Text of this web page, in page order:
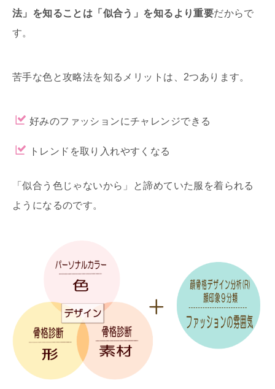
法」を知ることは「似合う」を知るより重要だからで
す。
苦手な色と攻略法を知るメリットは、2つあります。
好みのファッションにチャレンジできる
トレンドを取り入れやすくなる
「似合う色じゃないから」と諦めていた服を着られる
ようになるのです。